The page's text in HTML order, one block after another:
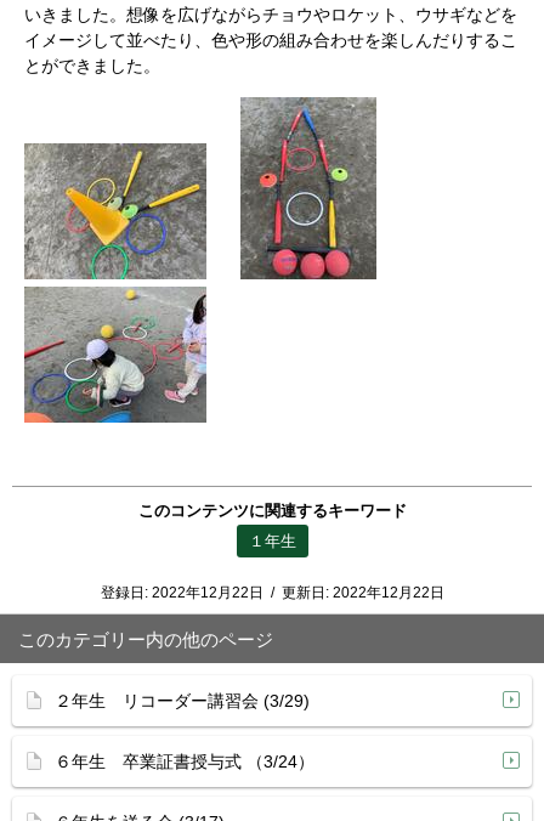
いきました。想像を広げながらチョウやロケット、ウサギなどを
イメージして並べたり、色や形の組み合わせを楽しんだりするこ
とができました。
このコンテンツに関連するキーワード
１年生
登録日: 2022年12月22日 / 更新日: 2022年12月22日
このカテゴリー内の他のページ
２年生 リコーダー講習会 (3/29)
６年生 卒業証書授与式 （3/24）